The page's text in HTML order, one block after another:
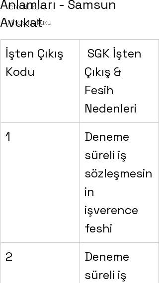
İcra Hukuku
Miras Hukuku
Anlamları - Samsun
Avukat
İşten Çıkış
Kodu
SGK İşten
Çıkış &
Fesih
Nedenleri
1
Deneme
süreli iş
sözleşmesin
in
işverence
feshi
2
Deneme
süreli iş